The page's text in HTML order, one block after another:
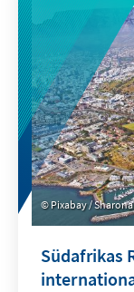
auf der
die Polizei
Pixabay /
Südafrikas